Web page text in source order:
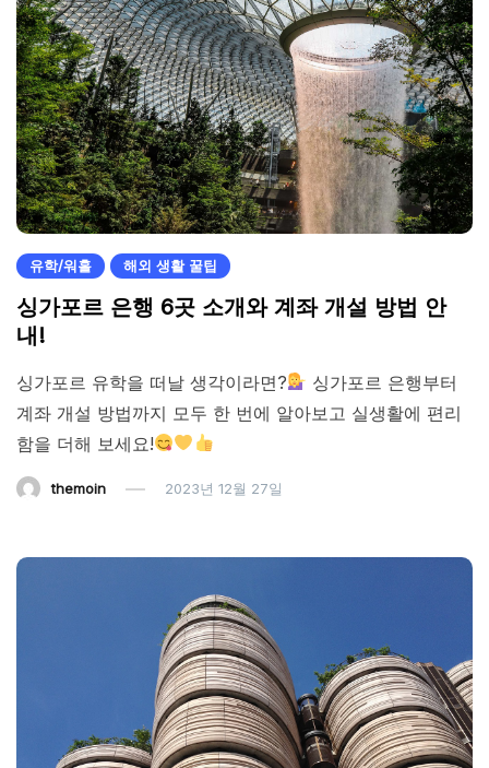
유학/워홀 해외 생활 꿀팁
싱가포르 은행 6곳 소개와 계좌 개설 방법 안
내!
싱가포르 유학을 떠날 생각이라면?
싱가포르 은행부터
계좌 개설 방법까지 모두 한 번에 알아보고 실생활에 편리
함을 더해 보세요!
themoin 2023년 12월 27일